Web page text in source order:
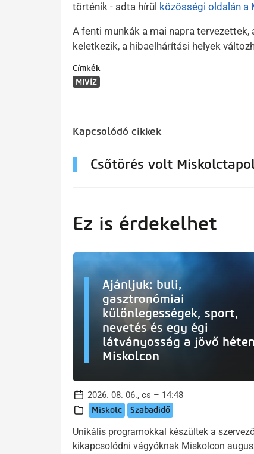
történik - adta hírül közösségi oldalán a
A fenti munkák a mai napra tervezettek,
keletkezik, a hibaelhárítási helyek
Címkék
MIVÍZ
Kapcsolódó cikkek
Csőtörés volt
Ez is érdekelhet
Ajánljuk: buli,
gasztronómiai
különlegességek, sport,
nevetés és egy égi
látványosság a jövő héten
Miskolcon
2026. 08. 06., cs – 14:48
Miskolc Szabadidő
Unikális programokkal készültek a
kikapcsolódni vágyóknak Miskolcon